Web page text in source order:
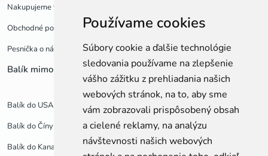
Používame cookies
Súbory cookie a ďalšie technológie
sledovania používame na zlepšenie
vášho zážitku z prehliadania našich
webových stránok, na to, aby sme
vám zobrazovali prispôsobený obsah
a cielené reklamy, na analýzu
návštevnosti našich webových
Nakupujeme v USA
Obchodné podmienky a GDPR
Pesnička o nás
Balík mimo EU
Balík do USA
Balík do Číny
Balík do Kanady
Balíky po Europe
Balík do Anglicka
Balík do Poľska
Balík do Francúzka